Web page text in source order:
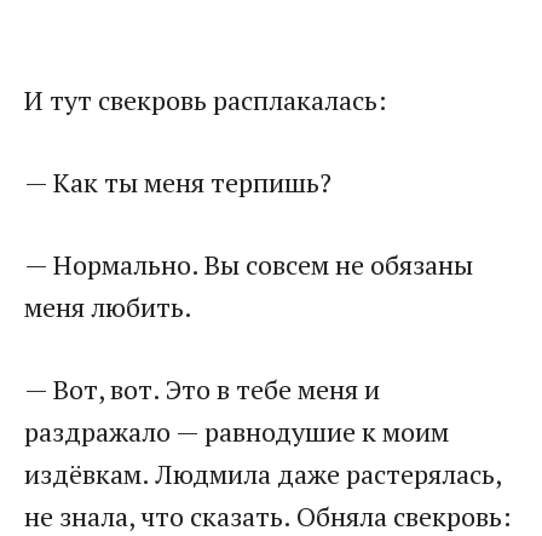
И тут свекровь расплакалась:
— Как ты меня терпишь?
— Нормально. Вы совсем не обязаны
меня любить.
— Вот, вот. Это в тебе меня и
раздражало — равнодушие к моим
издёвкам. Людмила даже растерялась,
не знала, что сказать. Обняла свекровь: